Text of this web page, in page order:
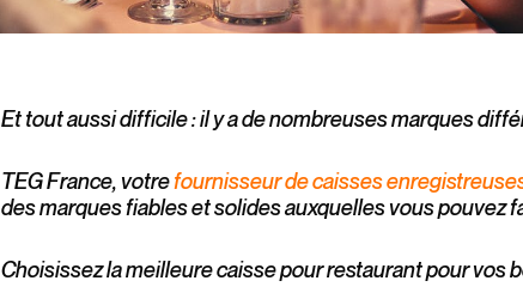
Et tout aussi difficile : il y a de nombreuses marques
TEG France, votrefournisseur de caisses
des marques fiables et solides auxquelles vous pouvez
Choisissez la meilleure caisse pour restaurant pour vos